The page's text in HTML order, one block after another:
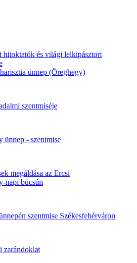
és világi lelkipásztori
ünnep (Öreghegy)
szentmiséje
ünnep - szentmise
megáldása az Ercsi
napi búcsún
szentmise Székesfehérváron
zarándoklat